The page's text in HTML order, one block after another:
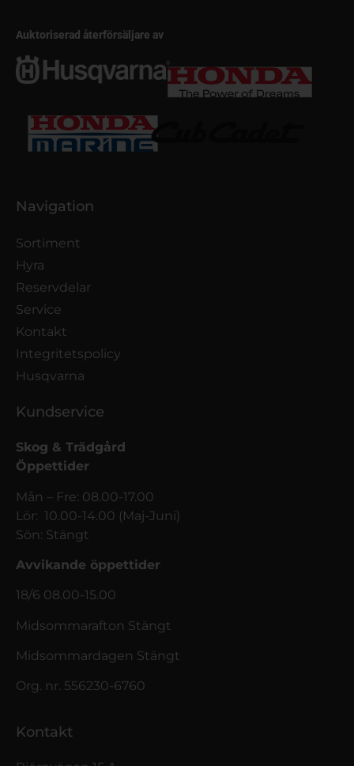
Auktoriserad återförsäljare av
Navigation
Sortiment
Hyra
Reservdelar
Service
Kontakt
Integritetspolicy
Husqvarna
Kundservice
Skog & Trädgård
Öppettider
Mån – Fre: 08.00-17.00
Lör: 10.00-14.00 (Maj-Juni)
Sön: Stängt
Avvikande öppettider
18/6 08.00-15.00
Midsommarafton Stängt
Midsommardagen Stängt
Org. nr. 556230-6760
Kontakt